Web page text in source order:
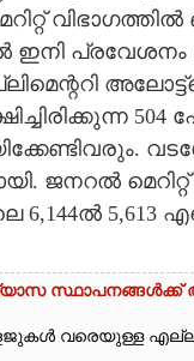
പ്രവേശനം
504
ജനറൽ മെറിറ്റ്
6,144ൽ 5,613
സ്ഥാപനങ്ങൾക്ക്
വരെയുള്ള